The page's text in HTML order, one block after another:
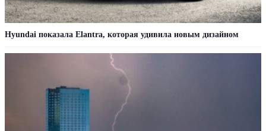
Hyundai показала Elantra, которая удивила новым дизайном